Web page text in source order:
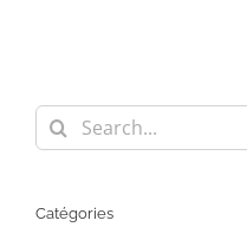
Search
for:
Catégories